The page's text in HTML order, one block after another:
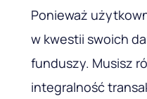
Ponieważ
w kwestii swoich
funduszy. Musisz
integralność